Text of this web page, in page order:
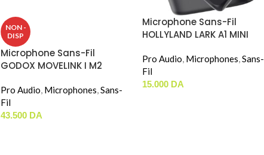
NON -
DISP
Microphone Sans-Fil
GODOX MOVELINK I M2
Pro Audio, Microphones,Sans-
Fil
43.500 DA
Microphone Sans-Fil
HOLLYLAND LARK A1 MINI
Pro Audio, Microphones,Sans-
Fil
15.000 DA